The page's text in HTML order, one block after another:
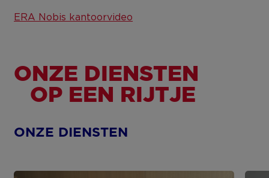
ERA Nobis kantoorvideo
ONZE DIENSTEN
OP EEN RIJTJE
ONZE DIENSTEN